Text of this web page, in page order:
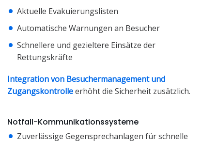
Aktuelle Evakuierungslisten
Automatische Warnungen an Besucher
Schnellere und gezieltere Einsätze der
Rettungskräfte
Integration von Besuchermanagement und
Zugangskontrolleerhöht die Sicherheit zusätzlich.
Notfall-Kommunikationssysteme
Zuverlässige Gegensprechanlagen für schnelle